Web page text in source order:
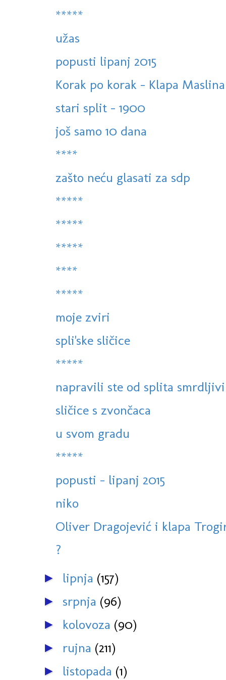
*****
užas
popusti lipanj 2015
Korak po korak - Klapa
stari split - 1900
još samo 10 dana
****
zašto neću glasati za sdp
*****
*****
*****
****
*****
moje zviri
spli'ske sličice
*****
napravili ste od splita
sličice s zvončaca
u svom gradu
*****
popusti - lipanj 2015
niko
Oliver Dragojević i klapa
?
► lipnja (157)
► srpnja (96)
► kolovoza (90)
► rujna (211)
► listopada (1)